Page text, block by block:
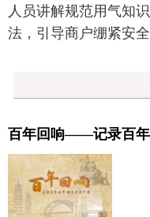
人员讲解规范用气知
法，引导商户绷紧安
百年回响——记录百年